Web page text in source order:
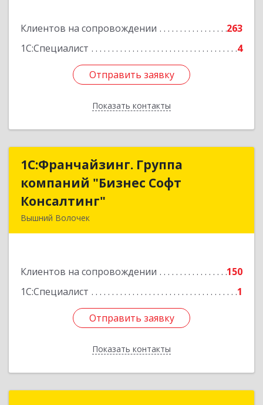
Клиентов на сопровождении
263
1С:Специалист
4
Отправить заявку
Показать контакты
Отправить заявку
Назад
1С:Франчайзинг. Группа
компаний "Бизнес Софт
Консалтинг"
Вышний Волочек
Клиентов на сопровождении
150
1С:Специалист
1
Отправить заявку
Показать контакты
1С:Франчайзинг. Группа
компаний "Бизнес Софт
Подробнее
Отправить заявку
Назад